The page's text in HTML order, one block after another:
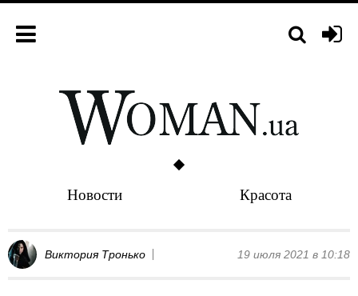
Новости Красота
Виктория Тронько 19 июля 2021 в 10:18